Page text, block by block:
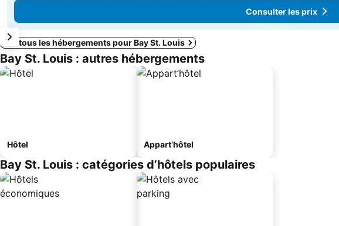
Consulter les prix
Voir tous les hébergements pour Bay St. Louis
Bay St. Louis : autres hébergements
Hôtel Appart’hôtel
Bay St. Louis : catégories d’hôtels populaires